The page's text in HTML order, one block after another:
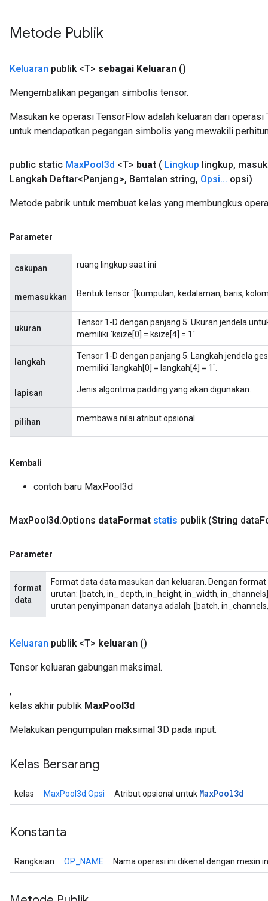
Metode Publik
Keluaran publik <T> sebagai Keluaran ()
Mengembalikan pegangan simbolis tensor.
Masukan ke operasi TensorFlow adalah keluaran dari
untuk mendapatkan pegangan simbolis yang mewakili
public static MaxPool3d <T> buat ( Lingkup lingkup,
Langkah Daftar<Panjang>, Bantalan string, Opsi... opsi)
Metode pabrik untuk membuat kelas yang membungkus
Parameter
cakupan ruang lingkup saat ini
memasukkan Bentuk tensor `[kumpulan, kedalaman, baris,
ukuran
Tensor 1-D dengan panjang 5. Ukuran jendela
memiliki `ksize[0] = ksize[4] = 1`.
langkah
Tensor 1-D dengan panjang 5. Langkah jendela
memiliki `langkah[0] = langkah[4] = 1`.
lapisan Jenis algoritma padding yang akan digunakan.
pilihan membawa nilai atribut opsional
Kembali
contoh baru MaxPool3d
MaxPool3d.Options dataFormat statis publik (String data
Parameter
format
data
Format data data masukan dan keluaran. Dengan
urutan: [batch, in_ depth, in_height, in_width,
urutan penyimpanan datanya adalah: [batch,
Keluaran publik <T> keluaran ()
Tensor keluaran gabungan maksimal.
,
kelas akhir publik MaxPool3d
Melakukan pengumpulan maksimal 3D pada input.
Kelas Bersarang
kelas MaxPool3d.Opsi Atribut opsional untuk MaxPool3d
Konstanta
Rangkaian OP_NAME Nama operasi ini dikenal dengan mesin